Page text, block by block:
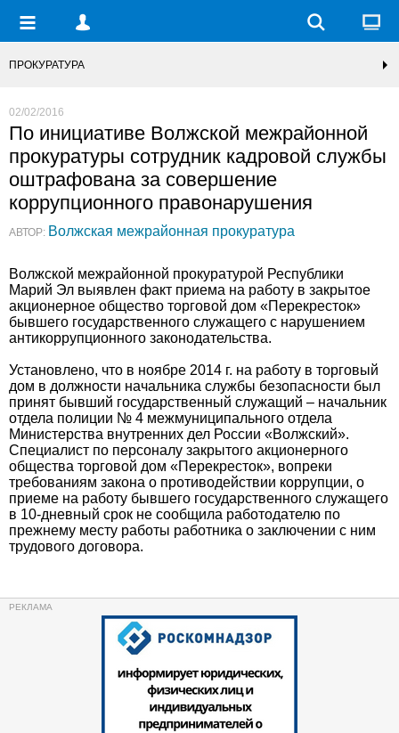
ПРОКУРАТУРА
02/02/2016
По инициативе Волжской межрайонной
прокуратуры сотрудник кадровой службы
оштрафована за совершение
коррупционного правонарушения
АВТОР: Волжская межрайонная прокуратура
Волжской межрайонной прокуратурой Республики
Марий Эл выявлен факт приема на работу в закрытое
акционерное общество торговой дом «Перекресток»
бывшего государственного служащего с нарушением
антикоррупционного законодательства.
Установлено, что в ноябре 2014 г. на работу в торговый
дом в должности начальника службы безопасности был
принят бывший государственный служащий – начальник
отдела полиции № 4 межмуниципального отдела
Министерства внутренних дел России «Волжский».
Специалист по персоналу закрытого акционерного
общества торговой дом «Перекресток», вопреки
требованиям закона о противодействии коррупции, о
приеме на работу бывшего государственного служащего
в 10-дневный срок не сообщила работодателю по
прежнему месту работы работника о заключении с ним
трудового договора.